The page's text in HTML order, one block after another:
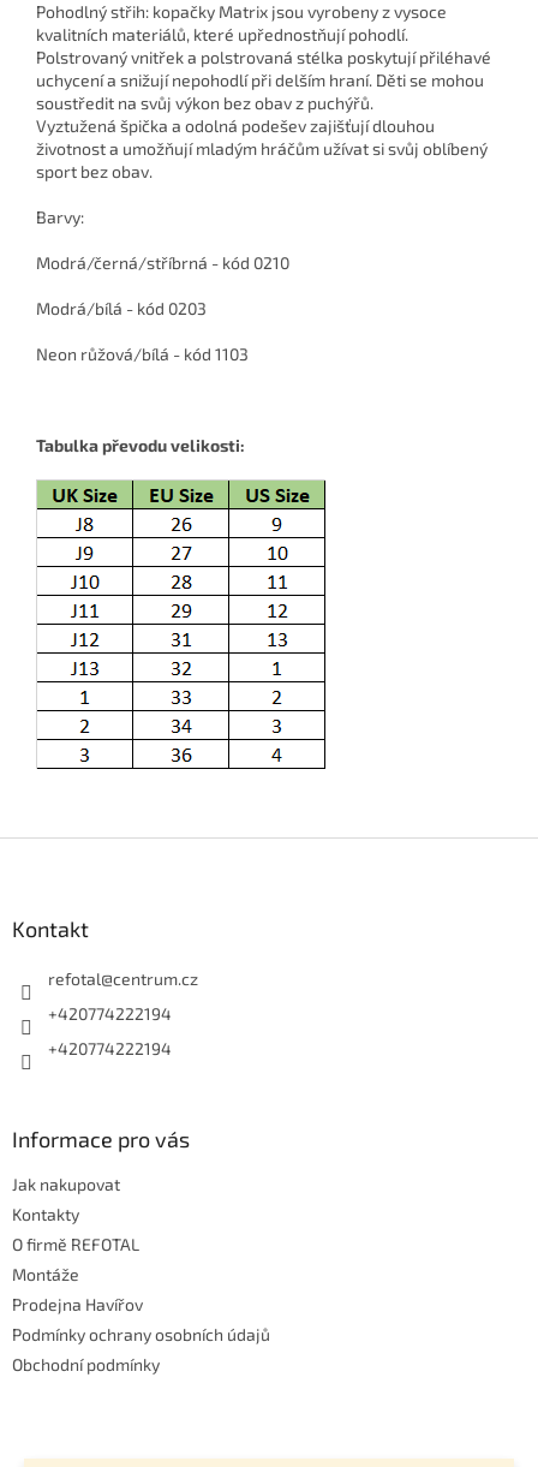
Pohodlný střih: kopačky Matrix jsou vyrobeny z vysoce
kvalitních materiálů, které upřednostňují pohodlí.
Polstrovaný vnitřek a polstrovaná stélka poskytují přiléhavé
uchycení a snižují nepohodlí při delším hraní. Děti se mohou
soustředit na svůj výkon bez obav z puchýřů.
Vyztužená špička a odolná podešev zajišťují dlouhou
životnost a umožňují mladým hráčům užívat si svůj oblíbený
sport bez obav.
Barvy:
Modrá/černá/stříbrná - kód 0210
Modrá/bílá - kód 0203
Neon růžová/bílá - kód 1103
Tabulka převodu velikosti:
Kontakt
refotal@centrum.cz
+420774222194
+420774222194
Informace pro vás
Jak nakupovat
Kontakty
O firmě REFOTAL
Montáže
Prodejna Havířov
Podmínky ochrany osobních údajů
Obchodní podmínky